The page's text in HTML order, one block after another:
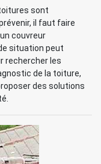
sont
il faut faire
couvreur
situation peut
rechercher les
de la toiture,
des solutions